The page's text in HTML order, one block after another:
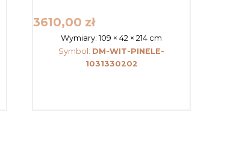
3610,00 zł
Wymiary:109 × 42 × 214 cm
Symbol: DM-WIT-PINELE-
1031330202